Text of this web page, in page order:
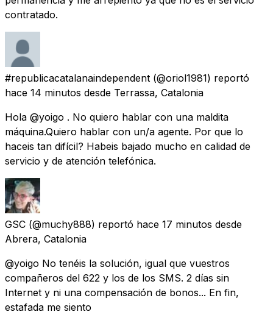
contratado.
#republicacatalanaindependent (@oriol1981) reportó
hace 14 minutos desde Terrassa, Catalonia
Hola @yoigo . No quiero hablar con una maldita
máquina.Quiero hablar con un/a agente. Por que lo
haceis tan difícil? Habeis bajado mucho en calidad de
servicio y de atención telefónica.
GSC (@muchy888) reportó hace 17 minutos desde
Abrera, Catalonia
@yoigo No tenéis la solución, igual que vuestros
compañeros del 622 y los de los SMS. 2 días sin
Internet y ni una compensación de bonos... En fin,
estafada me siento